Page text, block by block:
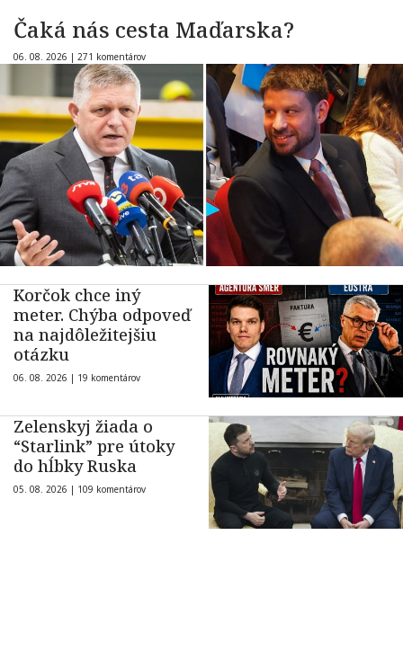
Čaká nás cesta Maďarska?
06. 08. 2026 | 271 komentárov
Korčok chce iný
meter. Chýba odpoveď
na najdôležitejšiu
otázku
06. 08. 2026 | 19 komentárov
Zelenskyj žiada o
“Starlink” pre útoky
do hĺbky Ruska
05. 08. 2026 | 109 komentárov